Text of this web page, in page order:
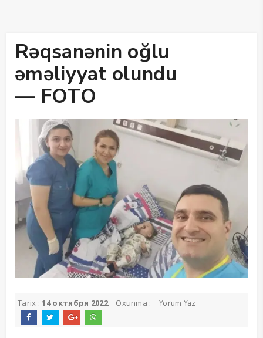
Rəqsanənin oğlu
əməliyyat olundu
— FOTO
Tarix :14 октября 2022 Oxunma : Yorum Yaz